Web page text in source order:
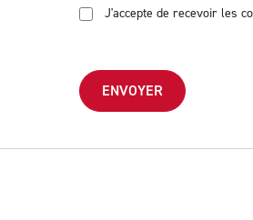
J'accepte de recevoir les